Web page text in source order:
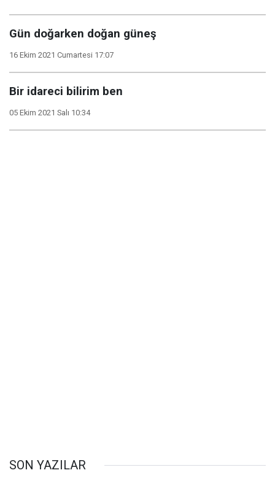
Gün doğarken doğan güneş
16 Ekim 2021 Cumartesi 17:07
Bir idareci bilirim ben
05 Ekim 2021 Salı 10:34
SON YAZILAR